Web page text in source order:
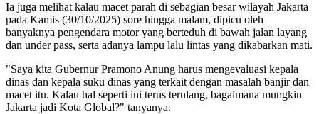
Ia juga melihat kalau macet parah di sebagian besar wilayah Jakarta
pada Kamis (30/10/2025) sore hingga malam, dipicu oleh
banyaknya pengendara motor yang berteduh di bawah jalan layang
dan under pass, serta adanya lampu lalu lintas yang dikabarkan mati.
"Saya kita Gubernur Pramono Anung harus mengevaluasi kepala
dinas dan kepala suku dinas yang terkait dengan masalah banjir dan
macet itu. Kalau hal seperti ini terus terulang, bagaimana mungkin
Jakarta jadi Kota Global?" tanyanya.